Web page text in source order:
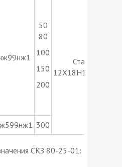
50
80
100
150
200
Сталь
12Х18Н12М3ТЛ
300
СКЗ 80-25-01: